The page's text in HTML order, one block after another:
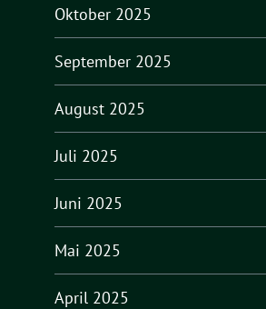
Oktober 2025
September 2025
August 2025
Juli 2025
Juni 2025
Mai 2025
April 2025